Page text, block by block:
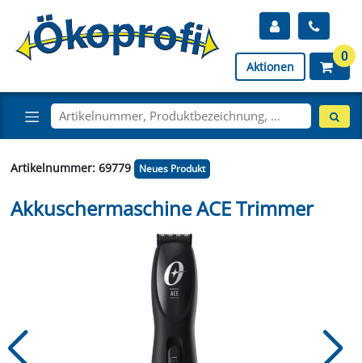
Aktionen
0
Artikelnummer: 69779 Neues Produkt
Akkuschermaschine ACE Trimmer